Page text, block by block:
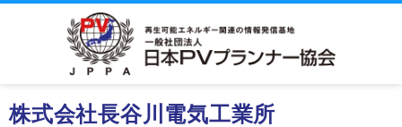
株式会社長谷川電気工業所